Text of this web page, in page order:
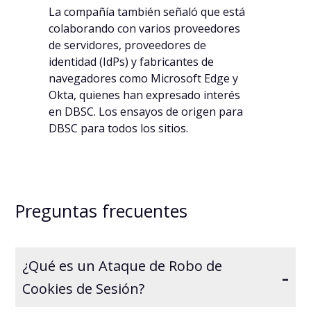
La compañía también señaló que está
colaborando con varios proveedores
de servidores, proveedores de
identidad (IdPs) y fabricantes de
navegadores como Microsoft Edge y
Okta, quienes han expresado interés
en DBSC. Los ensayos de origen para
DBSC para todos los sitios.
Preguntas frecuentes
¿Qué es un Ataque de Robo de
Cookies de Sesión?
-